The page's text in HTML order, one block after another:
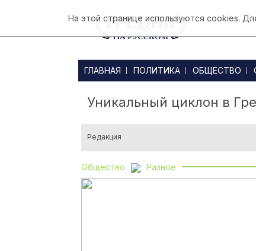
ГЛАВНАЯ ПОЛИТИКА ОБЩЕСТВО
Уникальный циклон в
Редакция
Общество Разное
На этой странице используются cookies.